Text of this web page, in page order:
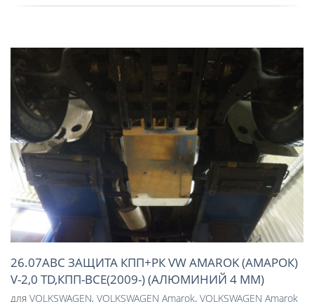
26.07ABC ЗАЩИТА КПП+РК VW AMAROK (АМАРОК)
V-2,0 TD,КПП-ВСЕ(2009-) (АЛЮМИНИЙ 4 ММ)
для VOLKSWAGEN, VOLKSWAGEN Amarok, VOLKSWAGEN Amarok